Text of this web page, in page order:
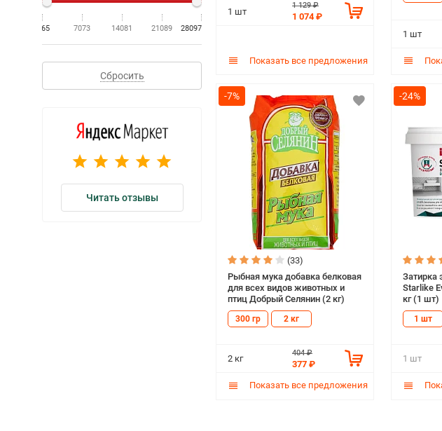
65 7073 14081 21089 28097
Сбросить
Читать отзывы
1 шт
1 129 ₽
1 074 ₽
Показать все предложения
1 шт
-7%
(33)
Рыбная мука добавка белковая
для всех видов животных и
птиц Добрый Селянин (2 кг)
300 гр 2 кг
2 кг
404 ₽
377 ₽
Показать все предложения
-24%
Затирка
Starlike
кг (1 шт)
1 шт
1 шт